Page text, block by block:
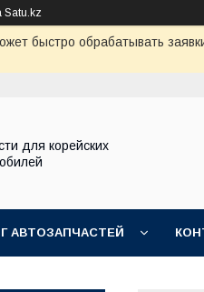
Satu.kz
быстро обрабатывать
для корейских
АВТОЗАПЧАСТЕЙ